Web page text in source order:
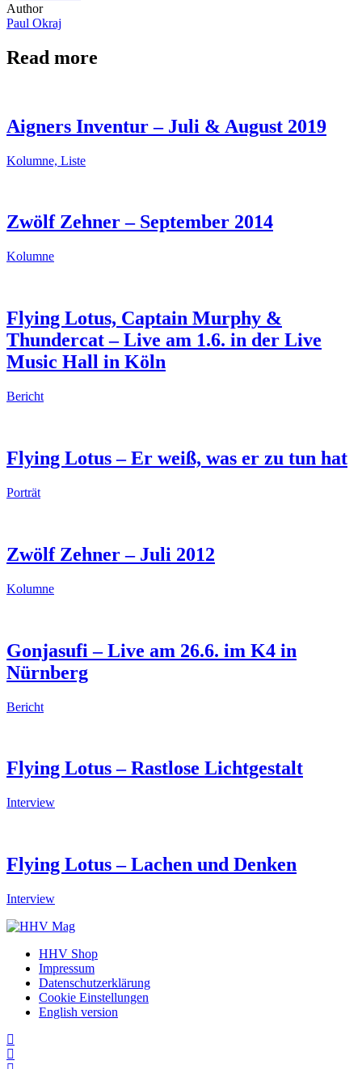
Author
Paul Okraj
Read more
Aigners Inventur – Juli & August 2019
Kolumne, Liste
Zwölf Zehner – September 2014
Kolumne
Flying Lotus, Captain Murphy &
Thundercat – Live am 1.6. in der Live
Music Hall in Köln
Bericht
Flying Lotus – Er weiß, was er zu tun hat
Porträt
Zwölf Zehner – Juli 2012
Kolumne
Gonjasufi – Live am 26.6. im K4 in
Nürnberg
Bericht
Flying Lotus – Rastlose Lichtgestalt
Interview
Flying Lotus – Lachen und Denken
Interview
HHV Shop
Impressum
Datenschutzerklärung
Cookie Einstellungen
English version